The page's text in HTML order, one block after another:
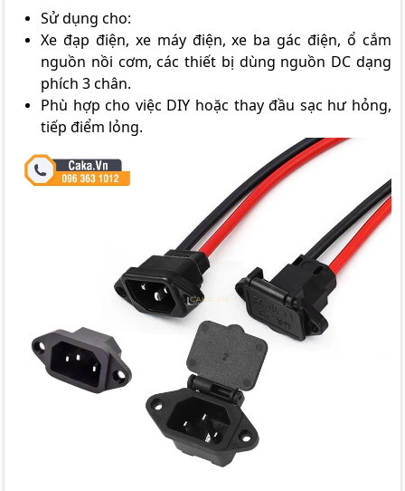
Sử dụng cho:
Xe đạp điện, xe máy điện, xe ba gác điện, ổ cắm
nguồn nồi cơm, các thiết bị dùng nguồn DC dạng
phích 3 chân.
Phù hợp cho việc DIY hoặc thay đầu sạc hư hỏng,
tiếp điểm lỏng.